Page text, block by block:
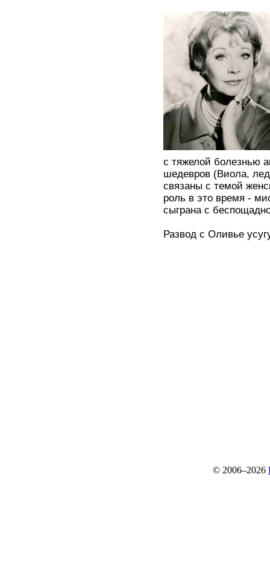
с тяжелой болезнью
шедевров (Виола,
связаны с темой
роль в это время -
сыграна с
Развод с Оливье
© 2006–2026